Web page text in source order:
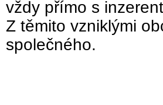
vždy přímo s
Z těmito vzniklými
společného.